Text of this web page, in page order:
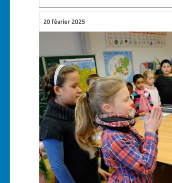
20 février 2025